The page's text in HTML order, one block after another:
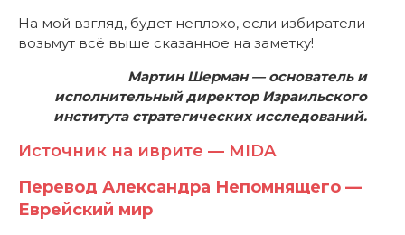
На мой взгляд, будет неплохо, если избиратели
возьмут всё выше сказанное на заметку!
Мартин Шерман — основатель и
исполнительный директор Израильского
института стратегических исследований.
Источник на иврите — MIDA
Перевод Александра Непомнящего —
Еврейский мир